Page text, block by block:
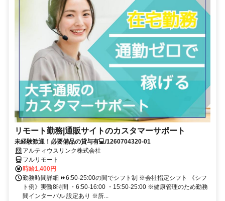
リモート勤務|通販サイトのカスタマーサポート
未経験歓迎！必要備品の貸与有💻/1260704320-01
アルティウスリンク株式会社
フルリモート
時給1,400円
勤務時間詳細 ⏩6:50-25:00の間でシフト制 ※会社指定シフト 《シフ
ト例》実働8時間 ・6:50-16:00 ・15:50-25:00 ※健康管理のため勤務
間インターバル 設定あり ※所...